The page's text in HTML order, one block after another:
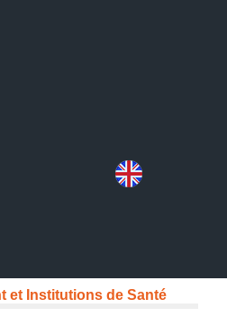
et Institutions de Santé